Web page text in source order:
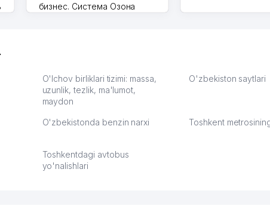
бизнес. Система Озона
тут у нас уже есть ПВЗ.
Выгодное дело и
спокойное.
O'lchov birliklari tizimi: massa,
uzunlik, tezlik, ma'lumot,
maydon
O'zbekiston saytlari
O'zbekistonda benzin narxi Toshkent
Toshkentdagi avtobus
yo'nalishlari